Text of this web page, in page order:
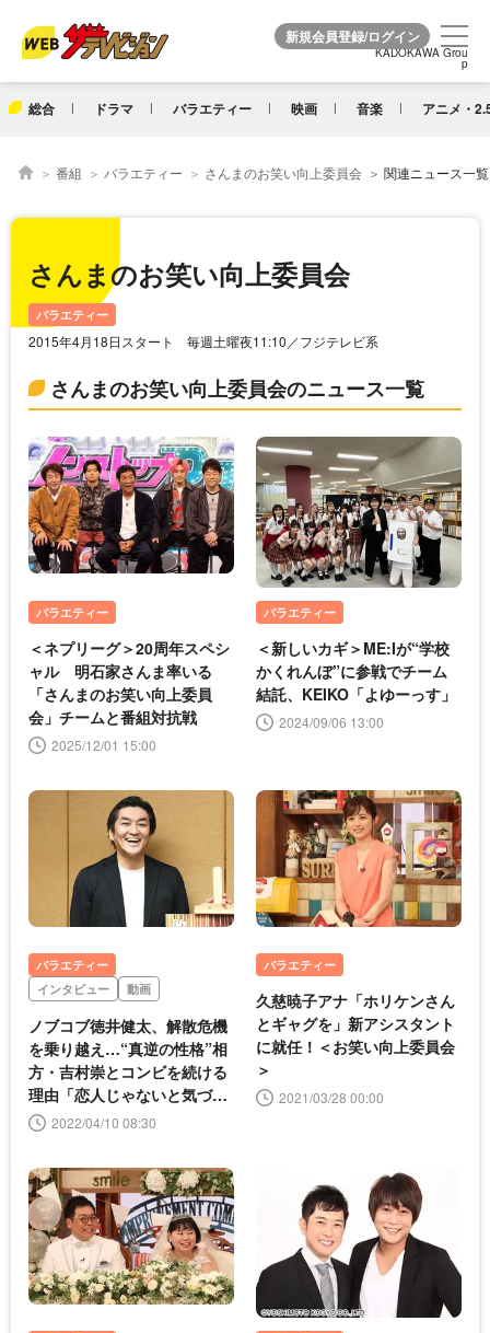
KADOKAWA Grou
p
総合 ドラマ バラエティー 映画 音楽 アニメ・
KADOKAWA Grou
p
番組 バラエティー さんまのお笑い向上委員会 関連ニュース一覧
さんまのお笑い向上委員会
バラエティー
2015年4月18日スタート 毎週土曜夜11:10／フジテレビ系
さんまのお笑い向上委員会のニュース一覧
バラエティー
＜ネプリーグ＞20周年スペシ
ャル 明石家さんま率いる
「さんまのお笑い向上委員
会」チームと番組対抗戦
2025/12/01 15:00
バラエティー
＜新しいカギ＞ME:Iが“学校
かくれんぼ”に参戦でチーム
結託、KEIKO「よゆーっす」
2024/09/06 13:00
バラエティー
インタビュー
動画
ノブコブ徳井健太、解散危機
を乗り越え…“真逆の性格”相
方・吉村崇とコンビを続ける
理由「恋人じゃないと気づけ
た」2022/04/10 08:30
バラエティー
久慈暁子アナ「ホリケンさん
とギャグを」新アシスタント
に就任！＜お笑い向上委員会
＞
2021/03/28 00:00